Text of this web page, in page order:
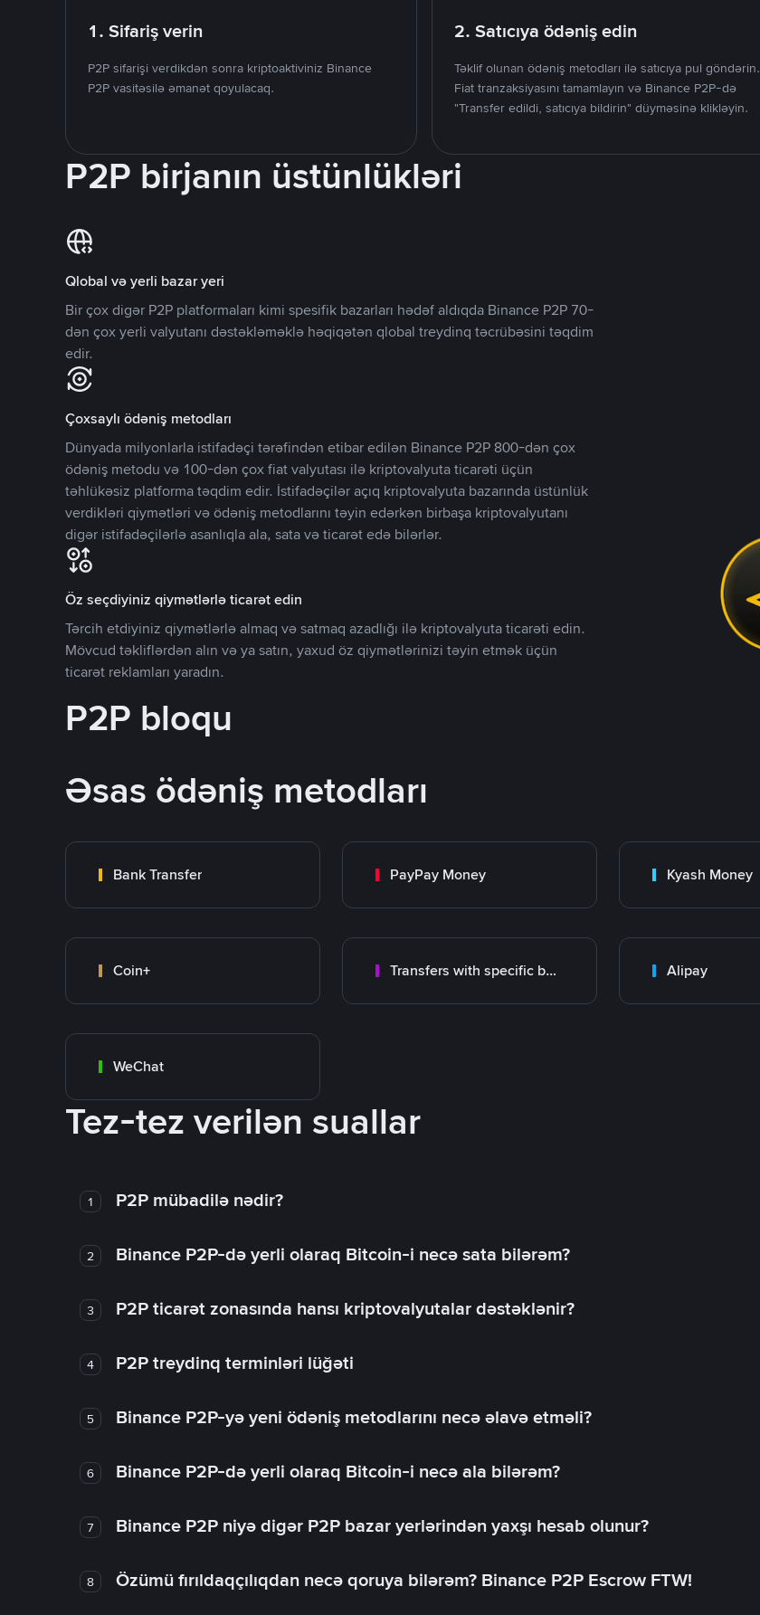
1. Sifariş verin
P2P sifarişi verdikdən sonra kriptoaktiviniz Binance
P2P vasitəsilə əmanət qoyulacaq.
2. Satıcıya ödəniş edin
Təklif olunan ödəniş metodları ilə satıcıya pul göndərin.
Fiat tranzaksiyasını tamamlayın və Binance P2P-də
"Transfer edildi, satıcıya bildirin" düyməsinə klikləyin.
P2P birjanın üstünlükləri
Qlobal və yerli bazar yeri
Bir çox digər P2P platformaları kimi spesifik bazarları hədəf aldıqda Binance P2P 70-
dən çox yerli valyutanı dəstəkləməklə həqiqətən qlobal treydinq təcrübəsini təqdim
edir.
Çoxsaylı ödəniş metodları
Dünyada milyonlarla istifadəçi tərəfindən etibar edilən Binance P2P 800-dən çox
ödəniş metodu və 100-dən çox fiat valyutası ilə kriptovalyuta ticarəti üçün
təhlükəsiz platforma təqdim edir. İstifadəçilər açıq kriptovalyuta bazarında üstünlük
verdikləri qiymətləri və ödəniş metodlarını təyin edərkən birbaşa kriptovalyutanı
digər istifadəçilərlə asanlıqla ala, sata və ticarət edə bilərlər.
Öz seçdiyiniz qiymətlərlə ticarət edin
Tərcih etdiyiniz qiymətlərlə almaq və satmaq azadlığı ilə kriptovalyuta ticarəti edin.
Mövcud təkliflərdən alın və ya satın, yaxud öz qiymətlərinizi təyin etmək üçün
ticarət reklamları yaradın.
P2P bloqu
Əsas ödəniş metodları
Bank Transfer PayPay Money Kyash Money
Coin+ Transfers with specific bank Alipay
WeChat
Tez-tez verilən suallar
1 P2P mübadilə nədir?
2 Binance P2P-də yerli olaraq Bitcoin-i necə sata bilərəm?
3 P2P ticarət zonasında hansı kriptovalyutalar dəstəklənir?
4 P2P treydinq terminləri lüğəti
5 Binance P2P-yə yeni ödəniş metodlarını necə əlavə etməli?
6 Binance P2P-də yerli olaraq Bitcoin-i necə ala bilərəm?
7 Binance P2P niyə digər P2P bazar yerlərindən yaxşı hesab olunur?
8 Özümü fırıldaqçılıqdan necə qoruya bilərəm? Binance P2P Escrow FTW!